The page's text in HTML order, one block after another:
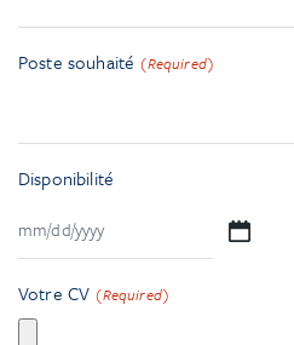
Poste souhaité (Required)
Disponibilité
MM
DD
slash
Votre CV (Required)